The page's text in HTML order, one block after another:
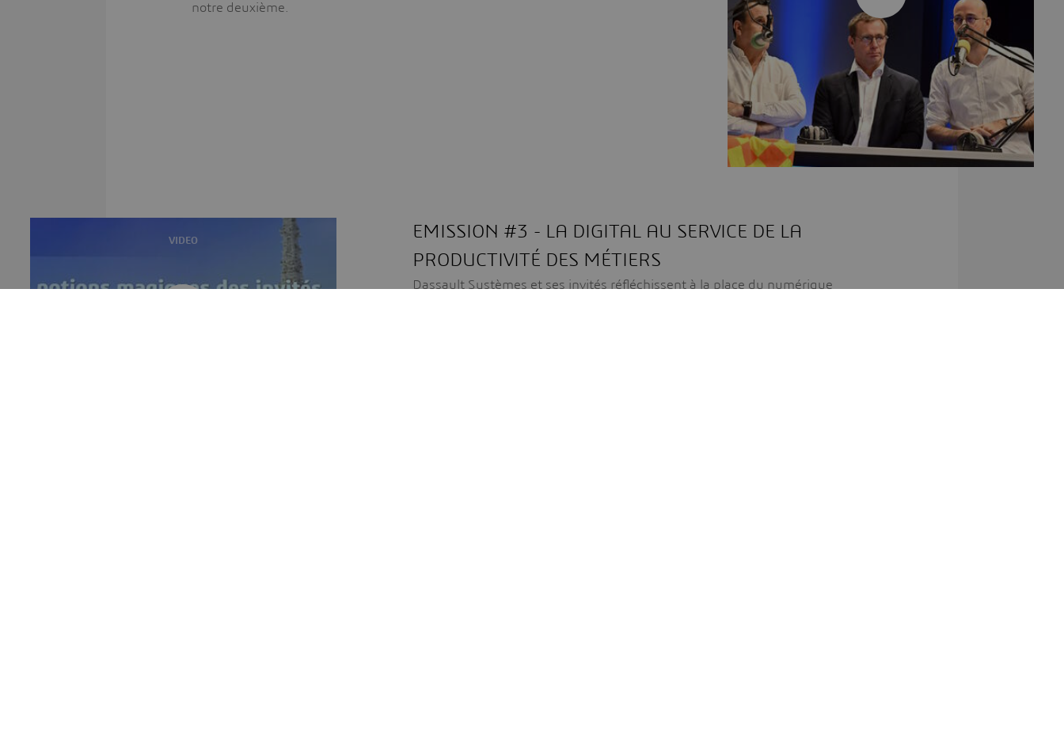
notre deuxième.
VIDEO
EMISSION #3 - LA DIGITAL AU SERVICE DE LA
PRODUCTIVITÉ DES MÉTIERS
Dassault Systèmes et ses invités réfléchissent à la place du numérique